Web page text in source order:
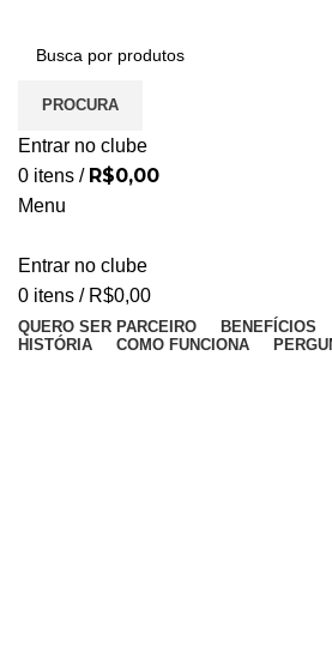
PROCURA
Entrar no clube
0 itens / R$0,00
Menu
Entrar no clube
0 itens / R$0,00
QUERO SER PARCEIRO BENEFÍCIOS
HISTÓRIA
COMO FUNCIONA